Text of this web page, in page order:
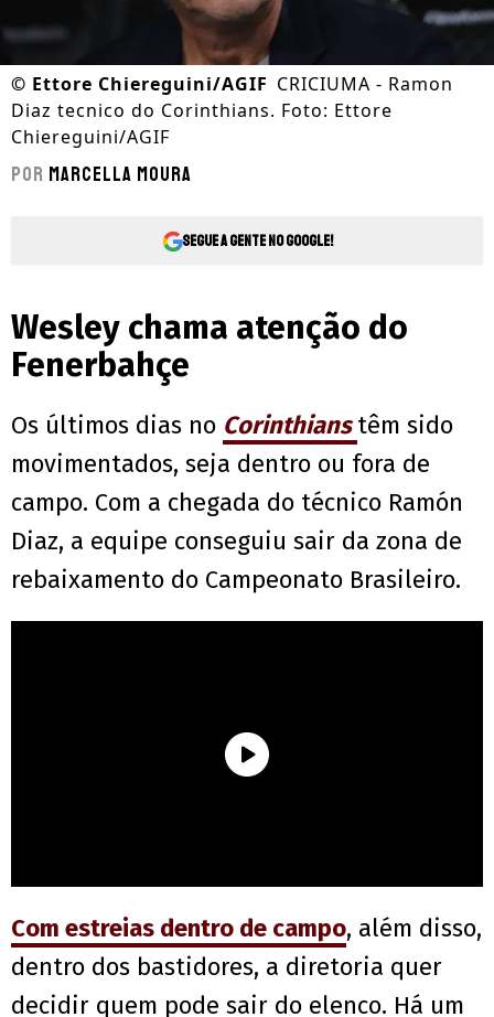
© Ettore Chiereguini/AGIF CRICIUMA - Ramon
Diaz tecnico do Corinthians. Foto: Ettore
Chiereguini/AGIF
Por Marcella Moura
Segue a gente no Google!
Wesley chama atenção do
Fenerbahçe
Os últimos dias no Corinthianstêm sido
movimentados, seja dentro ou fora de
campo. Com a chegada do técnico Ramón
Diaz, a equipe conseguiu sair da zona de
rebaixamento do Campeonato Brasileiro.
Com estreias dentro de campo, além disso,
dentro dos bastidores, a diretoria quer
decidir quem pode sair do elenco. Há um